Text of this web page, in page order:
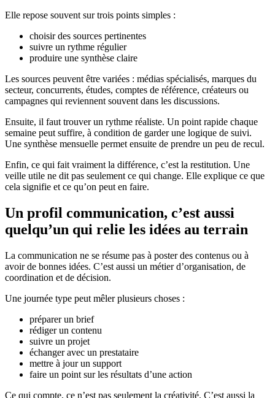
Elle repose souvent sur trois points simples :
choisir des sources pertinentes
suivre un rythme régulier
produire une synthèse claire
Les sources peuvent être variées : médias spécialisés, marques du
secteur, concurrents, études, comptes de référence, créateurs ou
campagnes qui reviennent souvent dans les discussions.
Ensuite, il faut trouver un rythme réaliste. Un point rapide chaque
semaine peut suffire, à condition de garder une logique de suivi.
Une synthèse mensuelle permet ensuite de prendre un peu de recul.
Enfin, ce qui fait vraiment la différence, c’est la restitution. Une
veille utile ne dit pas seulement ce qui change. Elle explique ce que
cela signifie et ce qu’on peut en faire.
Un profil communication, c’est aussi
quelqu’un qui relie les idées au terrain
La communication ne se résume pas à poster des contenus ou à
avoir de bonnes idées. C’est aussi un métier d’organisation, de
coordination et de décision.
Une journée type peut mêler plusieurs choses :
préparer un brief
rédiger un contenu
suivre un projet
échanger avec un prestataire
mettre à jour un support
faire un point sur les résultats d’une action
Ce qui compte, ce n’est pas seulement la créativité. C’est aussi la